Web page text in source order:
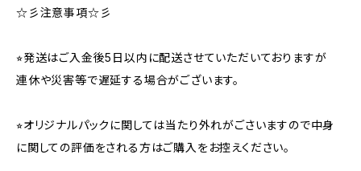
☆彡注意事項☆彡
⭐︎発送はご入金後5日以内に配送させていただいておりますが
連休や災害等で遅延する場合がございます。
⭐︎オリジナルパックに関しては当たり外れがごさいますので中身
に関しての評価をされる方はご購入をお控えください。